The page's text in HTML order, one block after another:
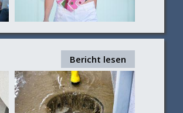
Bericht lesen